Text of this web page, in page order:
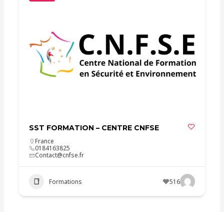
SST FORMATION – CENTRE CNFSE
France
0184163825
Contact@cnfse.fr
Formations 516